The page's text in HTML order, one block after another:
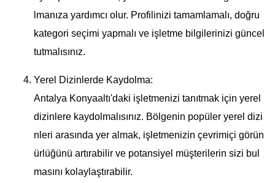
lmanıza yardımcı olur. Profilinizi tamamlamalı, doğru
kategori seçimi yapmalı ve işletme bilgilerinizi güncel
tutmalısınız.
Yerel Dizinlerde Kaydolma:
Antalya Konyaaltı'daki işletmenizi tanıtmak için yerel
dizinlere kaydolmalısınız. Bölgenin popüler yerel dizi
nleri arasında yer almak, işletmenizin çevrimiçi görün
ürlüğünü artırabilir ve potansiyel müşterilerin sizi bul
masını kolaylaştırabilir.